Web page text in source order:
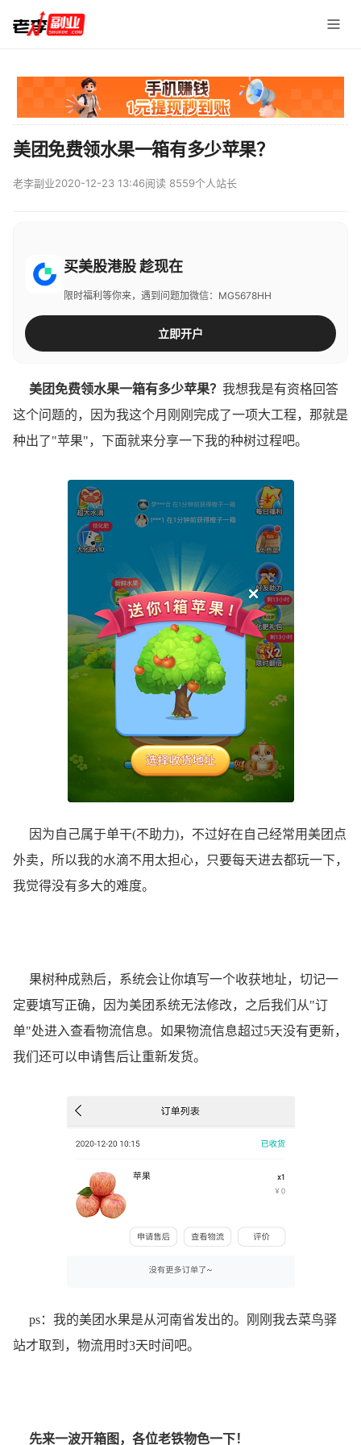
美团免费领水果一箱有多少苹果？
老李副业2020-12-23 13:46阅读 8559个人站长
买美股港股 趁现在
限时福利等你来，遇到问题加微信：MG5678HH
立即开户
美团免费领水果一箱有多少苹果？ 我想我是有资格回答
这个问题的，因为我这个月刚刚完成了一项大工程，那就是
种出了"苹果"，下面就来分享一下我的种树过程吧。
因为自己属于单干(不助力)，不过好在自己经常用美团点
外卖，所以我的水滴不用太担心，只要每天进去都玩一下，
我觉得没有多大的难度。
果树种成熟后，系统会让你填写一个收获地址，切记一
定要填写正确，因为美团系统无法修改，之后我们从"订
单"处进入查看物流信息。如果物流信息超过5天没有更新，
我们还可以申请售后让重新发货。
ps：我的美团水果是从河南省发出的。刚刚我去菜鸟驿
站才取到，物流用时3天时间吧。
先来一波开箱图，各位老铁物色一下！